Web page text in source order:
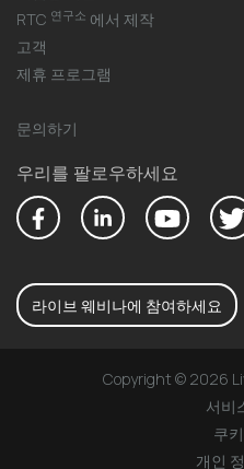
RTC 연구소 에서 제작
고객
제휴 프로그램
문의하기
우리를 팔로우하세요
라이브 웨비나에 참여하세요
Copyright © 2026
서비
쿠
개인